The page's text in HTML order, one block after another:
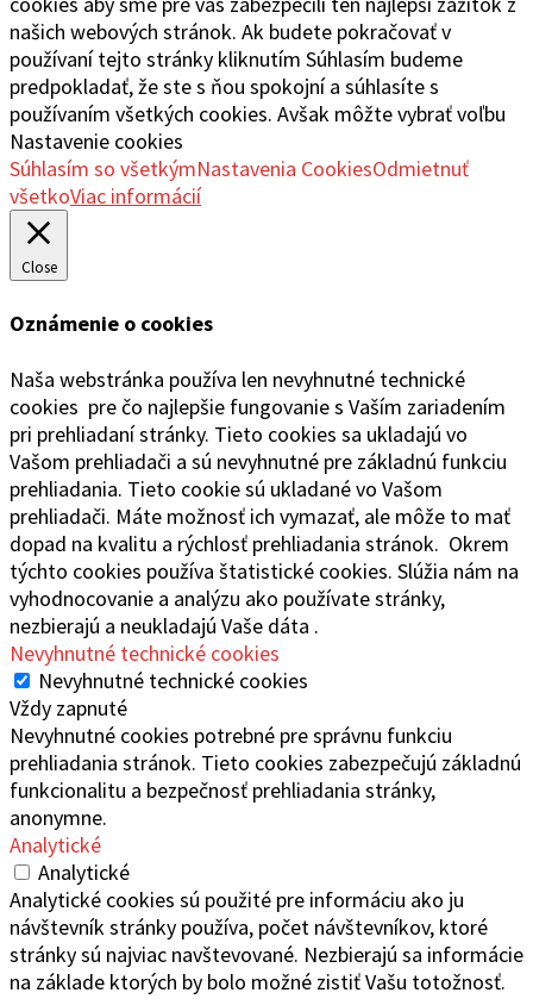
našich webových stránok. Ak budete pokračovať v
používaní tejto stránky kliknutím Súhlasím budeme
predpokladať, že ste s ňou spokojní a súhlasíte s
používaním všetkých cookies. Avšak môžte vybrať voľbu
Nastavenie cookies
Súhlasím so všetkýmNastavenia CookiesOdmietnuť
všetkoViac informácií
Close
Oznámenie o cookies
Naša webstránka používa len nevyhnutné technické
cookies pre čo najlepšie fungovanie s Vaším zariadením
pri prehliadaní stránky. Tieto cookies sa ukladajú vo
Vašom prehliadači a sú nevyhnutné pre základnú funkciu
prehliadania. Tieto cookie sú ukladané vo Vašom
prehliadači. Máte možnosť ich vymazať, ale môže to mať
dopad na kvalitu a rýchlosť prehliadania stránok. Okrem
týchto cookies používa štatistické cookies. Slúžia nám na
vyhodnocovanie a analýzu ako používate stránky,
nezbierajú a neukladajú Vaše dáta .
Nevyhnutné technické cookies
Nevyhnutné technické cookies
Vždy zapnuté
Nevyhnutné cookies potrebné pre správnu funkciu
prehliadania stránok. Tieto cookies zabezpečujú základnú
funkcionalitu a bezpečnosť prehliadania stránky,
anonymne.
Analytické
Analytické
Analytické cookies sú použité pre informáciu ako ju
návštevník stránky používa, počet návštevníkov, ktoré
stránky sú najviac navštevované. Nezbierajú sa informácie
na základe ktorých by bolo možné zistiť Vašu totožnosť.